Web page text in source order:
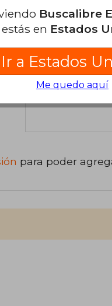
para poder
Buscalibre
estás en Estados
Ir a Estados
Me quedo aquí